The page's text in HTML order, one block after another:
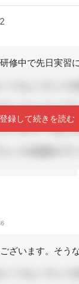
録して続きを読む